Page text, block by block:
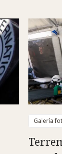
Galería